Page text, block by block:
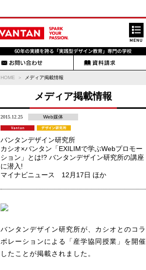
HOME メディア掲載情報
メディア掲載情報
2015.12.25 Web媒体
バンタンデザイン研究所
カシオ×バンタン「EXILIMで学ぶWebプロモー
ション」とは!? バンタンデザイン研究所の講座
に潜入!
マイナビニュース 12月17日 ほか
バンタンデザイン研究所が、カシオとのコラ
ボレーションによる「産学協同授業」を開催
したことが掲載されました。